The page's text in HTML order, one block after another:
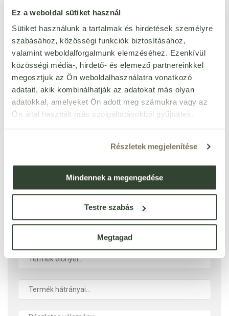
Ez a weboldal sütiket használ
Sütiket használunk a tartalmak és hirdetések személyre
szabásához, közösségi funkciók biztosításához,
valamint weboldalforgalmunk elemzéséhez. Ezenkívül
közösségi média-, hirdető- és elemező partnereinkkel
megosztjuk az Ön weboldalhasználatra vonatkozó
adatait, akik kombinálhatják az adatokat más olyan
adatokkal, amelyeket Ön adott meg számukra vagy az
Ön által használt más szolgáltatásokból gyűjtöttek.
Részletek megjelenítése
Mindennek a megengedése
Testre szabás
Megtagad
rákféléktől mentes
szezámmagtól mentes Igen
csillagfürttől mentes
méztől mentes Igen
szójamentes